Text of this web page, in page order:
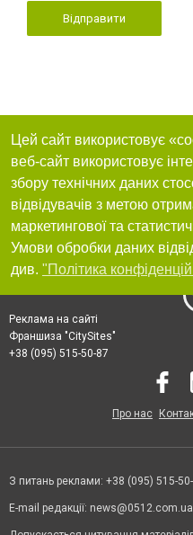
Відправити
Цей сайт використовує
веб-сайт використовує
збору технічних даних
відвідувачів з метою
маркетингової та
Умови обробки даних
див. "Політика
Реклама на сайті
Франшиза "CitySites"
+38 (095) 515-50-87
Про нас
З питань реклами: +38 (095) 515-
E-mail редакції: news@0512.com.ua